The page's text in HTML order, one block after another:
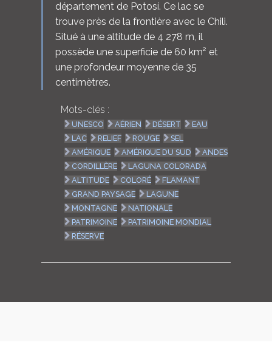
département de Potosí. Ce lac se
trouve près de la frontière avec le Chili.
Situé à une altitude de 4 278 m, il
possède une superficie de 60 km² et
une profondeur moyenne de 35
centimètres.
Mots-clés :
UNESCO AÉRIEN DÉSERT
EAU
LAC
RELIEF ROUGE
SEL
AMÉRIQUE
AMÉRIQUE DU SUD
ANDES
CORDILLÈRE
LAGUNA COLORADA
ALTITUDE
COLORÉ
FLAMANT
GRAND PAYSAGE
LAGUNE
MONTAGNE
NATIONALE
PATRIMOINE
PATRIMOINE MONDIAL
RÉSERVE